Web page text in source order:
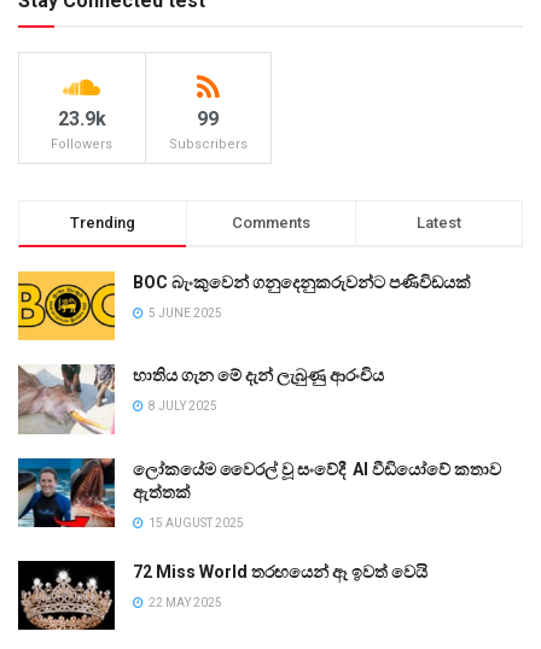
23.9k
Followers
99
Subscribers
Trending Comments Latest
BOC බැංකුවෙන් ගනුදෙනුකරුවන්ට පණිවිඩයක්
5 JUNE 2025
භාතිය ගැන මේ දැන් ලැබුණු ආරංචිය
8 JULY 2025
ලෝකයේම වෛරල් වූ සංවේදී AI වීඩියෝවේ කතාව
ඇත්තක්
15 AUGUST 2025
72 Miss World තරඟයෙන් ඈ ඉවත් වෙයි
22 MAY 2025